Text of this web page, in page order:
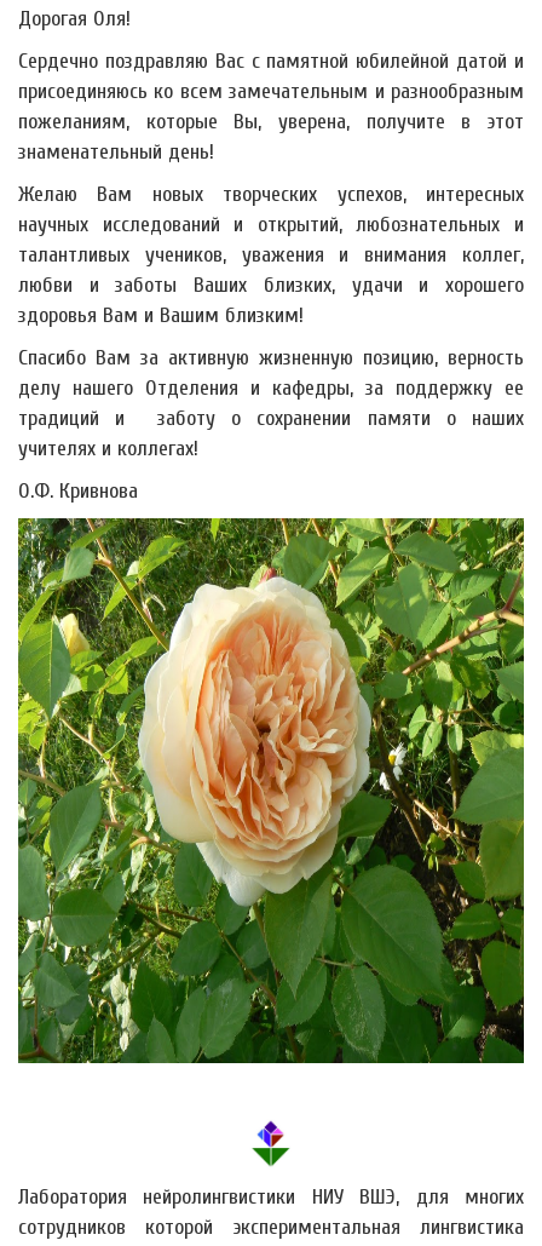
Дорогая Оля!
Сердечно поздравляю Вас с памятной юбилейной датой и
присоединяюсь ко всем замечательным и разнообразным
пожеланиям, которые Вы, уверена, получите в этот
знаменательный день!
Желаю Вам новых творческих успехов, интересных
научных исследований и открытий, любознательных и
талантливых учеников, уважения и внимания коллег,
любви и заботы Ваших близких, удачи и хорошего
здоровья Вам и Вашим близким!
Спасибо Вам за активную жизненную позицию, верность
делу нашего Отделения и кафедры, за поддержку ее
традиций и заботу о сохранении памяти о наших
учителях и коллегах!
О.Ф. Кривнова
Лаборатория нейролингвистики НИУ ВШЭ, для многих
сотрудников которой экспериментальная лингвистика